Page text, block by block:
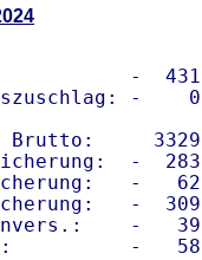
-
-
Brutto:
-
-
-
-
-